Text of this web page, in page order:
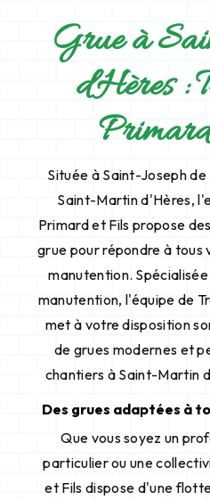
Grue à
d'Hères :
Située à Saint-Joseph
Saint-Martin d'Hères,
Primard et Fils propose
grue pour répondre à tous
manutention.
manutention, l'équipe de
met à votre disposition
de grues modernes et
chantiers à Saint-Martin
Des grues adaptées à
Que vous soyez un
particulier ou une
et Fils dispose d'une